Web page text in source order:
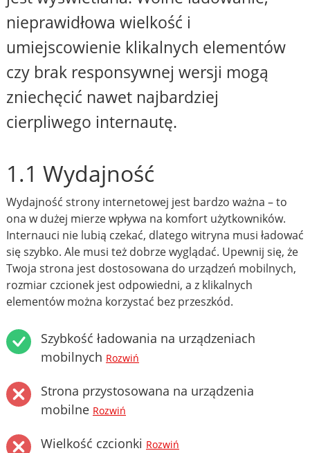
nieprawidłowa wielkość i
umiejscowienie klikalnych elementów
czy brak responsywnej wersji mogą
zniechęcić nawet najbardziej
cierpliwego internautę.
1.1 Wydajność
Wydajność strony internetowej jest bardzo ważna – to
ona w dużej mierze wpływa na komfort użytkowników.
Internauci nie lubią czekać, dlatego witryna musi ładować
się szybko. Ale musi też dobrze wyglądać. Upewnij się, że
Twoja strona jest dostosowana do urządzeń mobilnych,
rozmiar czcionek jest odpowiedni, a z klikalnych
elementów można korzystać bez przeszkód.
Szybkość ładowania na urządzeniach
mobilnych Rozwiń
Strona przystosowana na urządzenia
mobilne Rozwiń
Wielkość czcionki Rozwiń